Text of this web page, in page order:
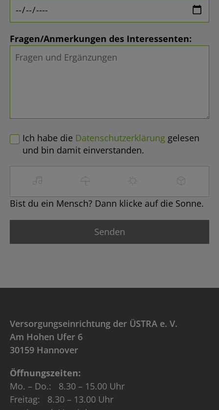
Fragen/Anmerkungen des Interessenten:
Ich habe die Datenschutzerklärung gelesen
und bin damit einverstanden.
Bist du ein Mensch? Dann klicke auf die Sonne.
Versorgungseinrichtung der ÜSTRA e. V.
Am Hohen Ufer 6
30159 Hannover
Öffnungszeiten:
Mo. – Do.: 8.30 – 15.00 Uhr
Freitag: 8.30 – 13.00 Uhr